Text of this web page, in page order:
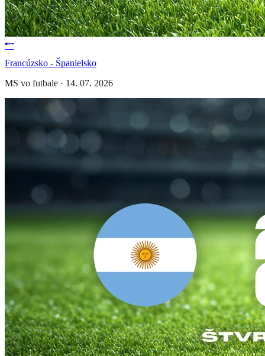
Francúzsko - Španielsko
MS vo futbale · 14. 07. 2026